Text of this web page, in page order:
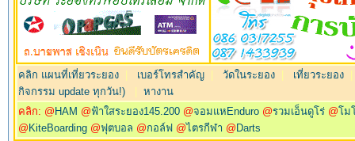
คลิก แผนที่เที่ยวระยอง เบอร์โทรสำคัญ วัดในระยอง เที่ยวระยอง
กิจกรรม update ทุกวัน!) |หางาน
คลิก: @ HAM @ฟ้าใสระยอง145.200 @จอมแหEnduro @รวมเอ็นดูโร่ @โม
@ KiteBoarding @ฟุตบอล @กอล์ฟ @ไตรกีฬา @ Darts